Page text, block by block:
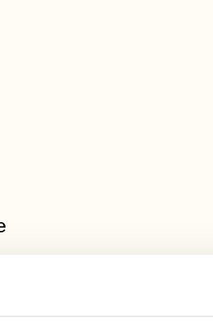
città, ma un figlio della